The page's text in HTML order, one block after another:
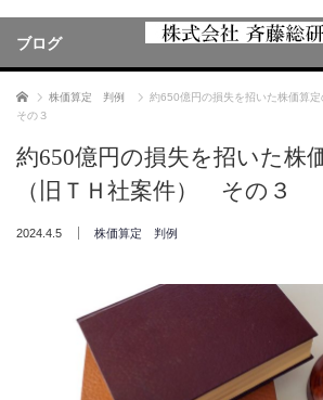
ブログ
ホーム 株価算定 判例
約650億円の損失を招いた株価算
その３
約650億円の損失を招いた株
（旧ＴＨ社案件） その３
2024.4.5 株価算定 判例